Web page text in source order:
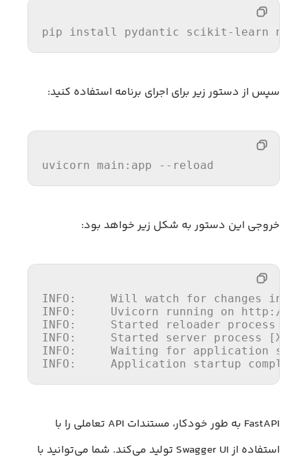
pip install pydantic scikit-learn
سپس از دستور زیر برای اجرای برنامه استفاده کنید:
uvicorn main :app --reload
خروجی این دستور به شکل زیر خواهد بود:
INFO :     Will watch for changes in
INFO :     Uvicorn running on http://
INFO :     Started reloader process
INFO :     Started server
INFO :     Waiting for
INFO :     Application startup
FastAPI به طور خودکار، مستندات API تعاملی را با
استفاده از Swagger UI تولید می‌کند. شما می‌توانید با